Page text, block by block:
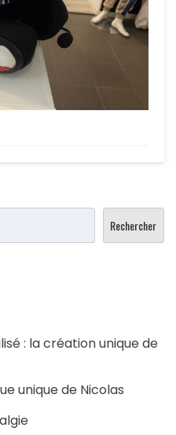
Rechercher
: la création unique de
unique de Nicolas